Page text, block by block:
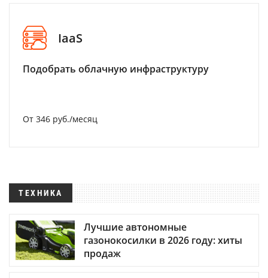
IaaS
Подобрать облачную инфраструктуру
От 346 руб./месяц
ТЕХНИКА
Лучшие автономные
газонокосилки в 2026 году: хиты
продаж